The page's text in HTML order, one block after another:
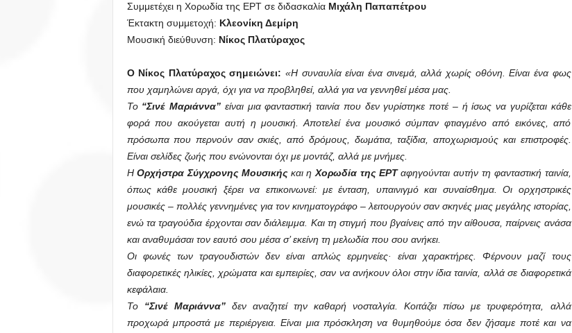
Συμμετέχει η Χορωδία της ΕΡΤ σε διδασκαλία Μιχάλη Παπαπέτρου
Έκτακτη συμμετοχή: Κλεονίκη Δεμίρη
Μουσική διεύθυνση: Νίκος Πλατύραχος
Ο Νίκος Πλατύραχος σημειώνει:«Η συναυλία είναι ένα σινεμά, αλλά χωρίς οθόνη. Είναι ένα φως
που χαμηλώνει αργά, όχι για να προβληθεί, αλλά για να γεννηθεί μέσα μας.
Το “Σινέ Μαριάννα” είναι μια φανταστική ταινία που δεν γυρίστηκε ποτέ – ή ίσως να γυρίζεται κάθε
φορά που ακούγεται αυτή η μουσική. Αποτελεί ένα μουσικό σύμπαν φτιαγμένο από εικόνες, από
πρόσωπα που περνούν σαν σκιές, από δρόμους, δωμάτια, ταξίδια, αποχωρισμούς και επιστροφές.
Είναι σελίδες ζωής που ενώνονται όχι με μοντάζ, αλλά με μνήμες.
ΗΟρχήστρα Σύγχρονης Μουσικής και η Χορωδία της ΕΡΤαφηγούνται αυτήν τη φανταστική ταινία,
όπως κάθε μουσική ξέρει να επικοινωνεί: με ένταση, υπαινιγμό και συναίσθημα. Οι ορχηστρικές
μουσικές – πολλές γεννημένες για τον κινηματογράφο – λειτουργούν σαν σκηνές μιας μεγάλης ιστορίας,
ενώ τα τραγούδια έρχονται σαν διάλειμμα. Και τη στιγμή που βγαίνεις από την αίθουσα, παίρνεις ανάσα
και αναθυμάσαι τον εαυτό σου μέσα σ’ εκείνη τη μελωδία που σου ανήκει.
Οι φωνές των τραγουδιστών δεν είναι απλώς ερμηνείες· είναι χαρακτήρες. Φέρνουν μαζί τους
διαφορετικές ηλικίες, χρώματα και εμπειρίες, σαν να ανήκουν όλοι στην ίδια ταινία, αλλά σε διαφορετικά
κεφάλαια.
Το “Σινέ Μαριάννα”δεν αναζητεί την καθαρή νοσταλγία. Κοιτάζει πίσω με τρυφερότητα, αλλά
προχωρά μπροστά με περιέργεια. Είναι μια πρόσκληση να θυμηθούμε όσα δεν ζήσαμε ποτέ και να